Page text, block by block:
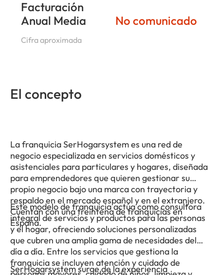
Facturación
Anual Media
Cifra aproximada
No comunicado
El concepto
La franquicia SerHogarsystem es una red de
negocio especializada en servicios domésticos y
asistenciales para particulares y hogares, diseñada
para emprendedores que quieren gestionar su
propio negocio bajo una marca con trayectoria y
respaldo en el mercado español y en el extranjero.
Cuentan con una treintena de franquicias en
España.
Este modelo de franquicia actúa como consultora
integral de servicios y productos para las personas
y el hogar, ofreciendo soluciones personalizadas
que cubren una amplia gama de necesidades del
día a día. Entre los servicios que gestiona la
franquicia se incluyen atención y cuidado de
SerHogarsystem surge de la experiencia